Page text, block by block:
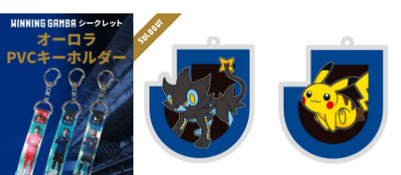
SOLD OUT